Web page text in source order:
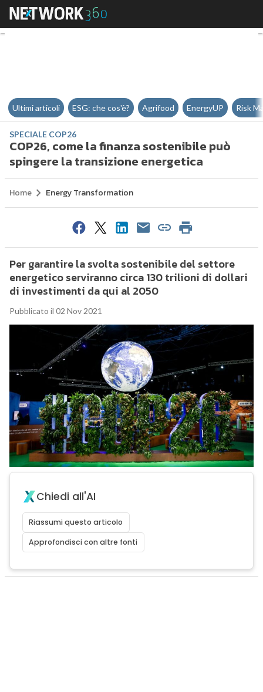
COP26, come la finanza
Ultimi articoli ESG: che cos'è? Agrifood EnergyUP Risk
SPECIALE COP26
COP26, come la finanza sostenibile può
spingere la transizione energetica
Home Energy Transformation
Per garantire la svolta sostenibile del settore
energetico serviranno circa 130 trilioni di dollari
di investimenti da qui al 2050
Pubblicato il 02 Nov 2021
Chiedi all'AI
Riassumi questo articolo
Approfondisci con altre fonti